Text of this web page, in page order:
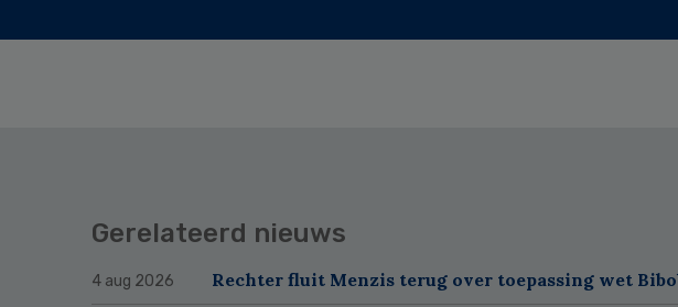
Gerelateerd nieuws
4 aug 2026 Rechter fluit Menzis terug over toepassing wet